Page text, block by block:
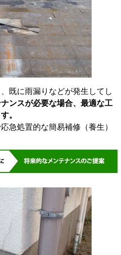
既に雨漏りなどが発生してし
ンスが必要な場合、最適な工
。
急処置的な簡易補修（養生）